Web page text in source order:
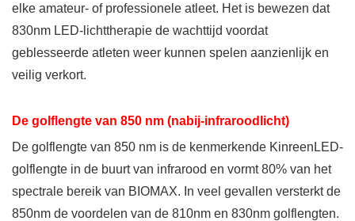
elke amateur- of professionele atleet. Het is bewezen dat
830nm LED-lichttherapie de wachttijd voordat
geblesseerde atleten weer kunnen spelen aanzienlijk en
veilig verkort.
De golflengte van 850 nm (nabij-infraroodlicht)
De golflengte van 850 nm is de kenmerkende KinreenLED-
golflengte in de buurt van infrarood en vormt 80% van het
spectrale bereik van BIOMAX. In veel gevallen versterkt de
850nm de voordelen van de 810nm en 830nm golflengten.